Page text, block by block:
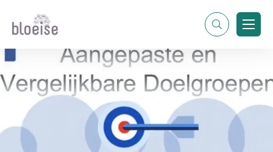
Contentmarketing
Online marketing
Branches
Alle topics